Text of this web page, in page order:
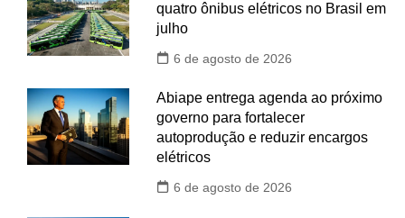
quatro ônibus elétricos no Brasil em
julho
6 de agosto de 2026
Abiape entrega agenda ao próximo
governo para fortalecer
autoprodução e reduzir encargos
elétricos
6 de agosto de 2026